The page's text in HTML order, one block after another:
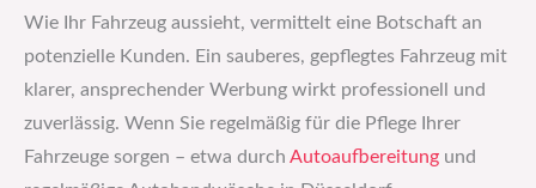
Wie Ihr Fahrzeug aussieht, vermittelt eine Botschaft an
potenzielle Kunden. Ein sauberes, gepflegtes Fahrzeug mit
klarer, ansprechender Werbung wirkt professionell und
zuverlässig. Wenn Sie regelmäßig für die Pflege Ihrer
Fahrzeuge sorgen – etwa durch Autoaufbereitung und